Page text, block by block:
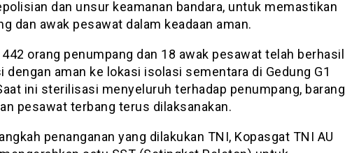
dan unsur keamanan bandara, untuk memastikan
dan awak pesawat dalam keadaan aman.
442 orang penumpang dan 18 awak pesawat telah berhasil
dengan aman ke lokasi isolasi sementara di Gedung G1
ini sterilisasi menyeluruh terhadap penumpang, barang
pesawat terbang terus dilaksanakan.
penanganan yang dilakukan TNI, Kopasgat TNI AU